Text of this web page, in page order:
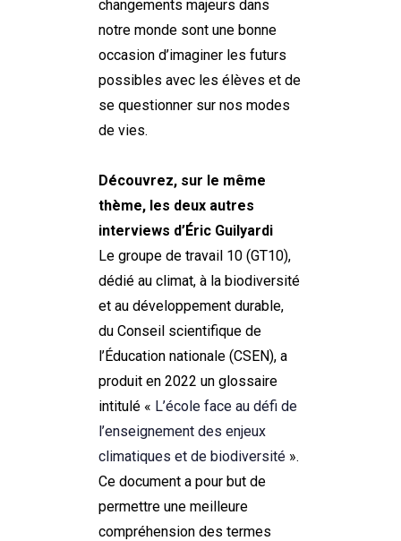
changements majeurs dans
notre monde sont une bonne
occasion d’imaginer les futurs
possibles avec les élèves et de
se questionner sur nos modes
de vies.
Découvrez, sur le même
thème, les deux autres
interviews d’Éric Guilyardi
Le groupe de travail 10 (GT10),
dédié au climat, à la biodiversité
et au développement durable,
du Conseil scientifique de
l’Éducation nationale (CSEN), a
produit en 2022 un glossaire
intitulé « L’école face au défi de
l’enseignement des enjeux
climatiques et de biodiversité ».
Ce document a pour but de
permettre une meilleure
compréhension des termes